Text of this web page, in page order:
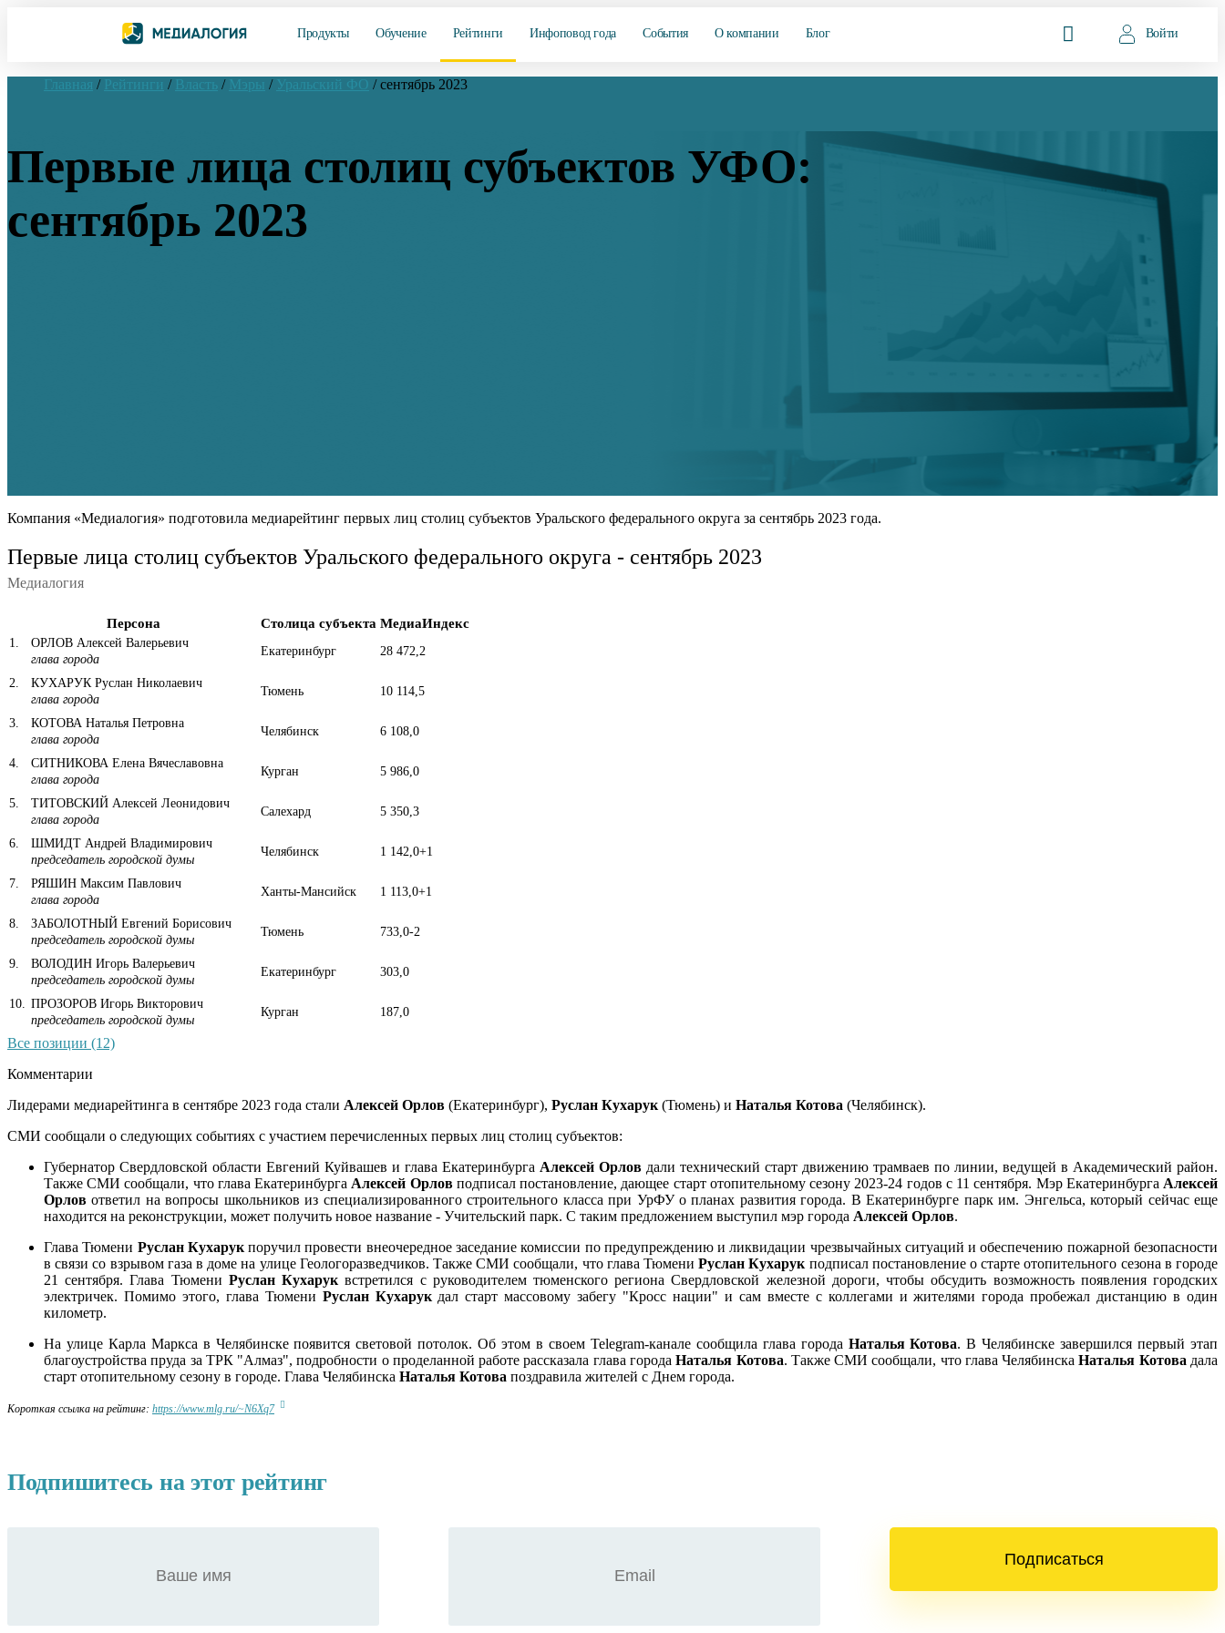
Продукты Обучение Рейтинги Инфоповод года События О компании Блог Войти
Главная / Рейтинги / Власть / Мэры / Уральский ФО / сентябрь 2023
Первые лица столиц субъектов УФО:
сентябрь 2023
Компания «Медиалогия» подготовила медиарейтинг первых лиц столиц субъектов Уральского федерального округа за сентябрь 2023 года.
Первые лица столиц субъектов Уральского федерального округа - сентябрь 2023
Медиалогия
Персона Столица субъекта МедиаИндекс
1
ОРЛОВ Алексей Валерьевич
глава города
Екатеринбург 28 472,2
2
КУХАРУК Руслан Николаевич
глава города
Тюмень 10 114,5
3
КОТОВА Наталья Петровна
глава города
Челябинск 6 108,0
4
СИТНИКОВА Елена Вячеславовна
глава города
Курган 5 986,0
5
ТИТОВСКИЙ Алексей Леонидович
глава города
Салехард 5 350,3
6
ШМИДТ Андрей Владимирович
председатель городской думы
Челябинск 1 142,0+1
7
РЯШИН Максим Павлович
глава города
Ханты-Мансийск 1 113,0+1
8
ЗАБОЛОТНЫЙ Евгений Борисович
председатель городской думы
Тюмень 733,0-2
9
ВОЛОДИН Игорь Валерьевич
председатель городской думы
Екатеринбург 303,0
10
ПРОЗОРОВ Игорь Викторович
председатель городской думы
Курган 187,0
Все позиции (12)
Комментарии
Лидерами медиарейтинга в сентябре 2023 года стали Алексей Орлов (Екатеринбург), Руслан Кухарук (Тюмень) и Наталья Котова (Челябинск).
СМИ сообщали о следующих событиях с участием перечисленных первых лиц столиц субъектов:
Губернатор Свердловской области Евгений Куйвашев и глава Екатеринбурга Алексей Орлов дали технический старт движению трамваев по линии, ведущей в Академический район.
Также СМИ сообщали, что глава Екатеринбурга Алексей Орловподписал постановление, дающее старт отопительному сезону 2023-24 годов с 11 сентября. Мэр Екатеринбурга Алексей
Орлов ответил на вопросы школьников из специализированного строительного класса при УрФУ о планах развития города. В Екатеринбурге парк им. Энгельса, который сейчас еще
находится на реконструкции, может получить новое название - Учительский парк. С таким предложением выступил мэр города Алексей Орлов.
Глава Тюмени Руслан Кухарукпоручил провести внеочередное заседание комиссии по предупреждению и ликвидации чрезвычайных ситуаций и обеспечению пожарной безопасности
в связи со взрывом газа в доме на улице Геологоразведчиков. Также СМИ сообщали, что глава ТюмениРуслан Кухарук подписал постановление о старте отопительного сезона в городе
21 сентября. Глава Тюмени Руслан Кухарук встретился с руководителем тюменского региона Свердловской железной дороги, чтобы обсудить возможность появления городских
электричек. Помимо этого, глава Тюмени Руслан Кухарукдал старт массовому забегу "Кросс нации" и сам вместе с коллегами и жителями города пробежал дистанцию в один
километр.
На улице Карла Маркса в Челябинске появится световой потолок. Об этом в своем Telegram-канале сообщила глава города Наталья Котова. В Челябинске завершился первый этап
благоустройства пруда за ТРК "Алмаз", подробности о проделанной работе рассказала глава городаНаталья Котова. Также СМИ сообщали, что глава ЧелябинскаНаталья Котова дала
старт отопительному сезону в городе. Глава Челябинска Наталья Котова поздравила жителей с Днем города.
Короткая ссылка на рейтинг: https://www.mlg.ru/~N6Xq7
Подпишитесь на этот рейтинг